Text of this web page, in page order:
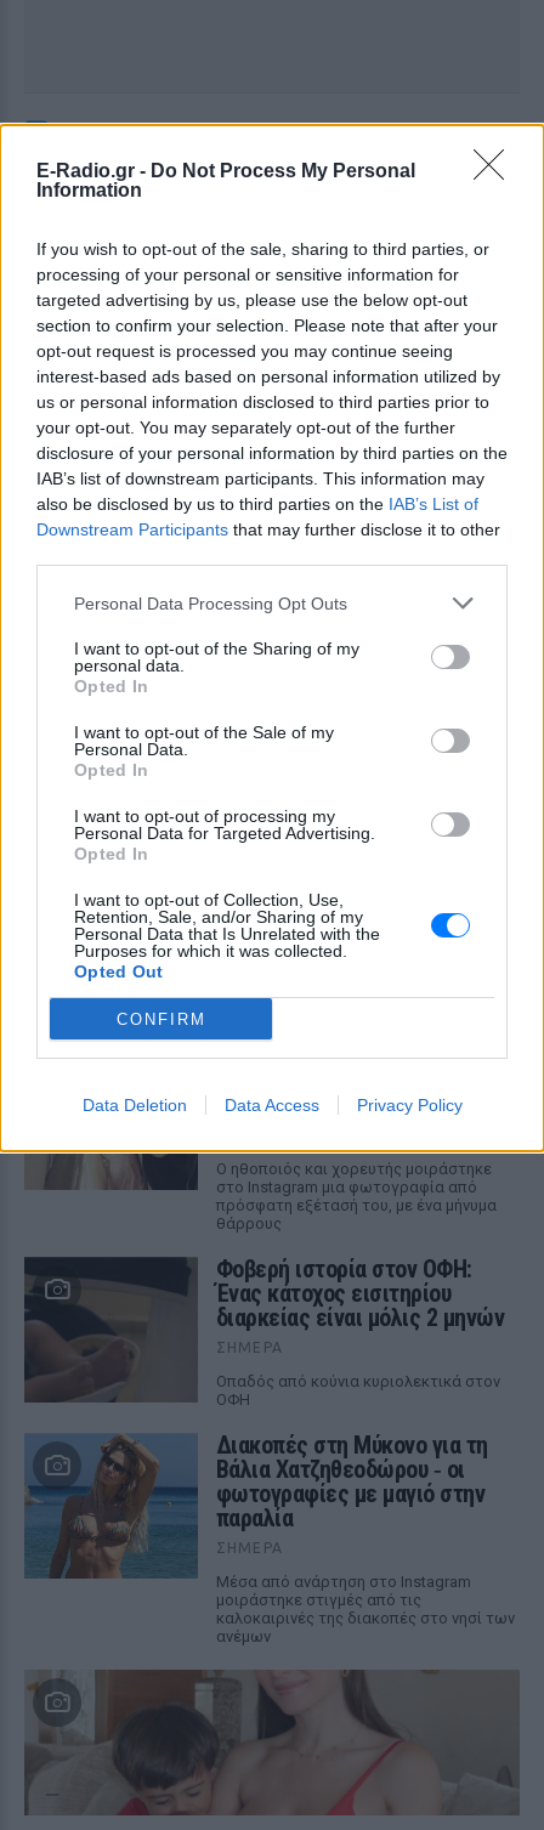
E-Radio.gr - Do Not Process My Personal
Information
If you wish to opt-out of the sale, sharing to third parties, or
processing of your personal or sensitive information for
targeted advertising by us, please use the below opt-out
section to confirm your selection. Please note that after your
opt-out request is processed you may continue seeing
interest-based ads based on personal information utilized by
us or personal information disclosed to third parties prior to
your opt-out. You may separately opt-out of the further
disclosure of your personal information by third parties on the
IAB’s list of downstream participants. This information may
also be disclosed by us to third parties on the IAB’s List of
Downstream Participants that may further disclose it to other
Personal Data Processing Opt Outs
I want to opt-out of the Sharing of my
personal data.
Opted In
I want to opt-out of the Sale of my
Personal Data.
Opted In
I want to opt-out of processing my
Personal Data for Targeted Advertising.
Opted In
I want to opt-out of Collection, Use,
Retention, Sale, and/or Sharing of my
Personal Data that Is Unrelated with the
Purposes for which it was collected.
Opted Out
CONFIRM
Data Deletion Data Access Privacy Policy
Ακολουθήστε το E-Radio.gr στοGoogle News
και μάθετε πρώτοι τα πιο hot νέα.
και ότι σου κάνει κλικ!
Ακολουθήστε το E-Radio.gr και στο Instagram
ΔΙΑΦΗΜΙΣΗ
ΔΕΙΤΕ ΕΠΙΣΗΣ
ΣΤΗΝ ΙΔΙΑ ΚΑΤΗΓΟΡΙΑ
Ατύχημα για τον Ιβάν Σβιτάιλο
δυνατός»
Ο ηθοποιός και χορευτής μοιράστηκε
στο Instagram μια φωτογραφία από
πρόσφατη εξέτασή του, με ένα μήνυμα
θάρρους
Φοβερή ιστορία στον ΟΦΗ:
Ένας κάτοχος εισιτηρίου
διαρκείας είναι μόλις 2 μηνών
ΣΉΜΕΡΑ
Οπαδός από κούνια κυριολεκτικά στον
ΟΦΗ
Διακοπές στη Μύκονο για τη
Βάλια Χατζηθεοδώρου ‑ οι
φωτογραφίες με μαγιό στην
παραλία
ΣΉΜΕΡΑ
Μέσα από ανάρτηση στο Instagram
μοιράστηκε στιγμές από τις
καλοκαιρινές της διακοπές στο νησί των
ανέμων